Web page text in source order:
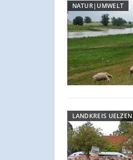
NATUR|UMWELT
LANDKREIS UELZEN